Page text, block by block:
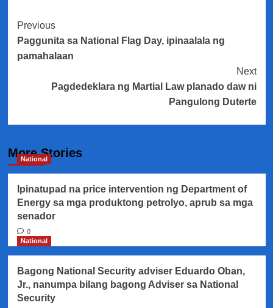
Post
Navigation
Previous
Paggunita sa National Flag Day, ipinaalala ng
pamahalaan
Next
Pagdedeklara ng Martial Law planado daw ni
Pangulong Duterte
More Stories
National
Ipinatupad na price intervention ng Department of
Energy sa mga produktong petrolyo, aprub sa mga
senador
0
National
Bagong National Security adviser Eduardo Oban,
Jr., nanumpa bilang bagong Adviser sa National
Security